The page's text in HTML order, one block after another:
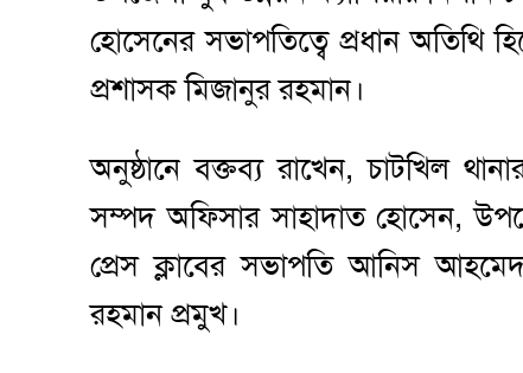
হোসেনের সভাপতিত্বে প্রধান অতিথি
প্রশাসক মিজানুর রহমান।
অনুষ্ঠানে বক্তব্য রাখেন, চাটখিল
সম্পদ অফিসার সাহাদাত হোসেন,
প্রেস ক্লাবের সভাপতি আনিস
রহমান প্রমুখ।